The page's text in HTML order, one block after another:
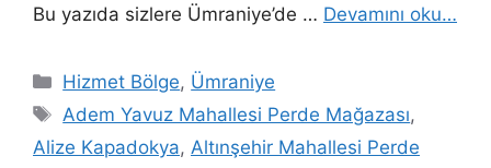
Bu yazıda sizlere Ümraniye’de … Devamını oku…
Hizmet Bölge, Ümraniye
Adem Yavuz Mahallesi Perde Mağazası,
Alize Kapadokya, Altınşehir Mahallesi Perde